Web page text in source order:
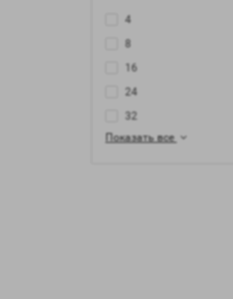
4
16
24
32
Показать все